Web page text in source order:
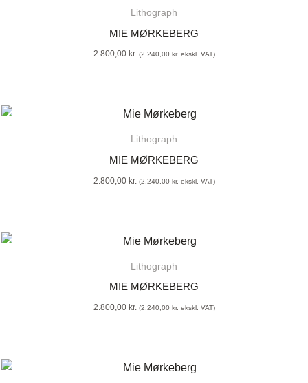
Lithograph
MIE MØRKEBERG
2.800,00 kr. (2.240,00 kr. ekskl. VAT)
Lithograph
MIE MØRKEBERG
2.800,00 kr. (2.240,00 kr. ekskl. VAT)
Lithograph
MIE MØRKEBERG
2.800,00 kr. (2.240,00 kr. ekskl. VAT)